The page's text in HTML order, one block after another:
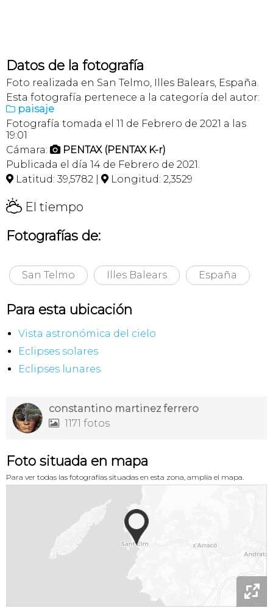
Datos de la fotografía
Foto realizada en San Telmo, Illes Balears, España.
Esta fotografía pertenece a la categoría del autor:
 paisaje
Fotografía tomada el 11 de Febrero de 2021 a las
19:01
Cámara:  PENTAX (PENTAX K-r)
Publicada el día 14 de Febrero de 2021.
 Latitud: 39,5782 |  Longitud: 2,3529
H El tiempo
Fotografías de:
San Telmo Illes Balears España
Para esta ubicación
Vista astronómica del cielo
Eclipses solares
Eclipses lunares
constantino martinez ferrero
 1171 fotos
Foto situada en mapa
Para ver todas las fotografías situadas en esta zona, amplía el mapa.
